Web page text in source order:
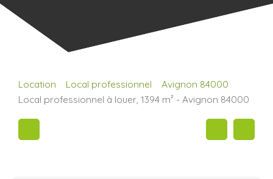
Location Local professionnel
Avignon 84000
Local professionnel à louer, 1394 m² - Avignon 84000